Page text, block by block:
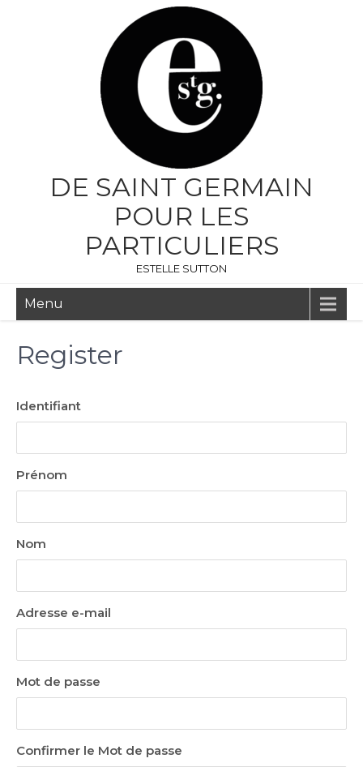
DE SAINT GERMAIN
POUR LES
PARTICULIERS
ESTELLE SUTTON
Menu
Register
Identifiant
Prénom
Nom
Adresse e-mail
Mot de passe
Confirmer le Mot de passe